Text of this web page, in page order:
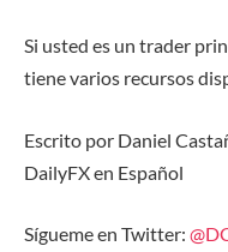
Si usted es un trader
tiene varios recursos
Escrito por Daniel
DailyFX en Español
Sígueme en Twitter: